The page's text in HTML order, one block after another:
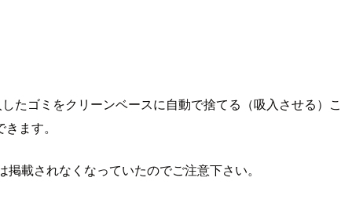
たゴミをクリーンベースに自動で捨てる（吸入させる）こ
ます。
載されなくなっていたのでご注意下さい。